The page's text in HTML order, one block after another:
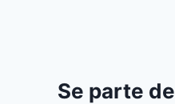
Se parte